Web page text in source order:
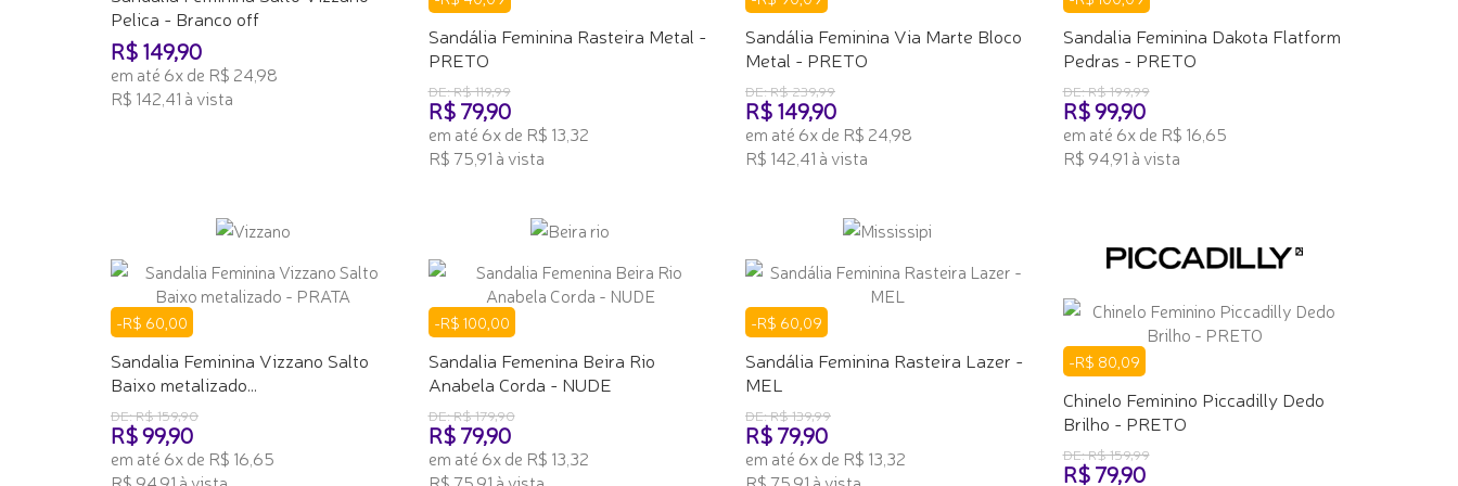
Pelica - Branco off
R$ 149,90
em até 6x de R$ 24,98
R$ 142,41 à vista
Sandália Feminina Rasteira Metal -
PRETO
DE: R$ 119,99
R$ 79,90
em até 6x de R$ 13,32
R$ 75,91 à vista
Sandália Feminina Via Marte Bloco
Metal - PRETO
DE: R$ 239,99
R$ 149,90
em até 6x de R$ 24,98
R$ 142,41 à vista
Sandalia Feminina Dakota Flatform
Pedras - PRETO
DE: R$ 199,99
R$ 99,90
em até 6x de R$ 16,65
R$ 94,91 à vista
-R$ 60,00
Sandalia Feminina Vizzano Salto
Baixo metalizado...
DE: R$ 159,90
R$ 99,90
em até 6x de R$ 16,65
-R$ 100,00
Sandalia Femenina Beira Rio
Anabela Corda - NUDE
DE: R$ 179,90
R$ 79,90
em até 6x de R$ 13,32
-R$ 60,09
Sandália Feminina Rasteira Lazer -
MEL
DE: R$ 139,99
R$ 79,90
em até 6x de R$ 13,32
-R$ 80,09
Chinelo Feminino Piccadilly Dedo
Brilho - PRETO
DE: R$ 159,99
R$ 79,90